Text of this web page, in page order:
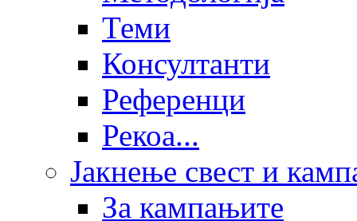
Теми
Консултанти
Референци
Рекоа...
Јакнење свест и
За кампањите